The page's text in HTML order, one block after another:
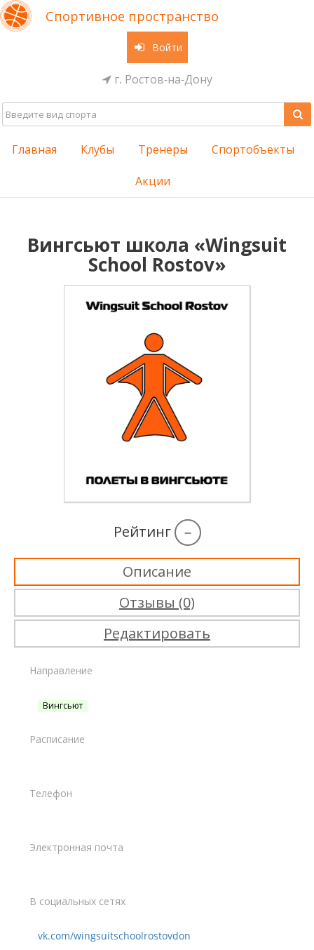
Спортивное пространство
Войти
г. Ростов-на-Дону
Главная Клубы Тренеры Спортобъекты
Акции
Вингсьют школа «Wingsuit
School Rostov»
Рейтинг –
Описание
Отзывы (0)
Редактировать
Направление
Вингсьют
Расписание
Телефон
Электронная почта
В социальных сетях
vk.com/wingsuitschoolrostovdon